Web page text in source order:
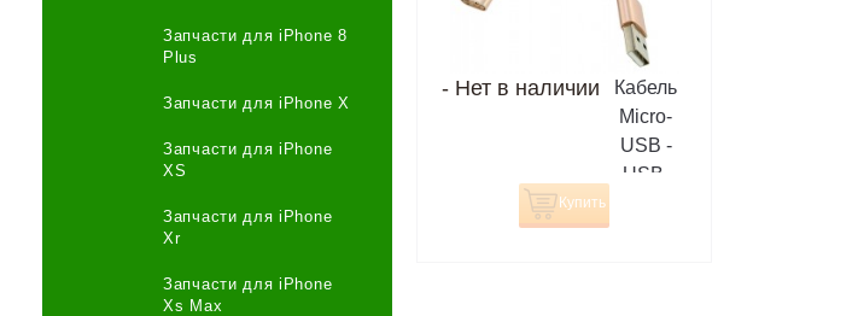
Запчасти для iPhone 8
Plus
Запчасти для iPhone X
Запчасти для iPhone
XS
Запчасти для iPhone
Xr
Запчасти для iPhone
Xs Max
- Нет в наличии
Кабель
Micro-
USB -
USB,
Magnetic,
Купить